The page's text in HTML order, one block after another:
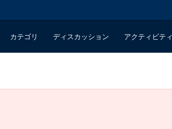
カテゴリ ディスカッション アクティビティ